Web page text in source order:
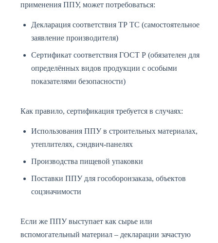
применения ППУ, может потребоваться:
Декларация соответствия ТР ТС (самостоятельное
заявление производителя)
Сертификат соответствия ГОСТ Р (обязателен для
определённых видов продукции с особыми
показателями безопасности)
Как правило, сертификация требуется в случаях:
Использования ППУ в строительных материалах,
утеплителях, сэндвич-панелях
Производства пищевой упаковки
Поставки ППУ для гособоронзаказа, объектов
соцзначимости
Если же ППУ выступает как сырье или
вспомогательный материал – декларации зачастую